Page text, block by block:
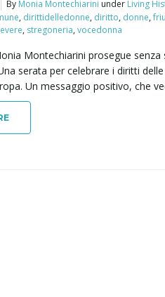
By Monia Montechiarini under Living
, dirittidelledonne, diritto, donne,
, stregoneria,vocedonna
Montechiarini prosegue
serata per celebrare i diritti
Un messaggio positivo, che